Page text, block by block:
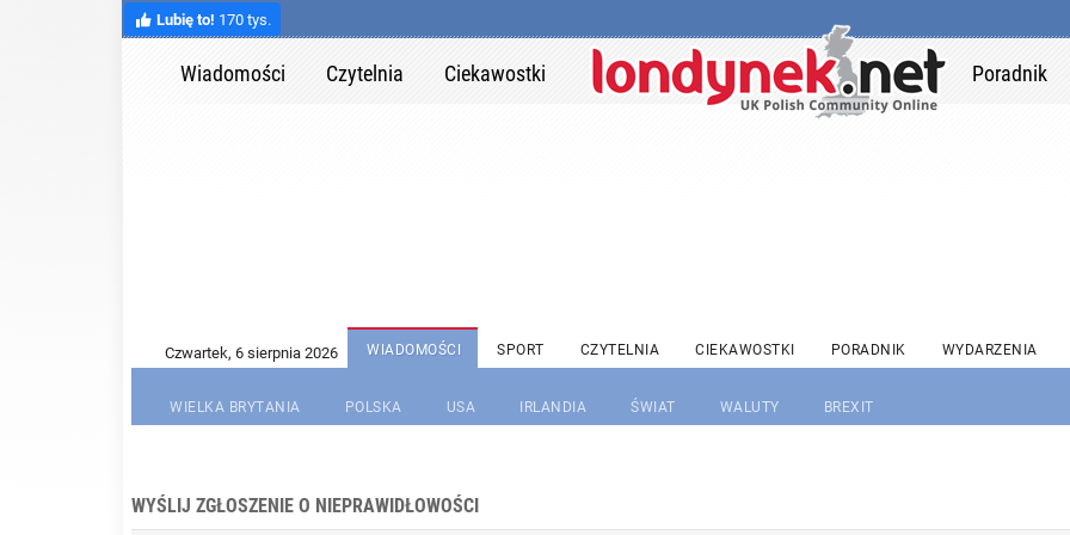
Lubię to! 170 tys.
Wiadomości Czytelnia Ciekawostki Poradnik
WIADOMOŚCI SPORT CZYTELNIA CIEKAWOSTKI PORADNIK WYDARZENIA
WIELKA BRYTANIA POLSKA USA IRLANDIA ŚWIAT WALUTY BREXIT
WYŚLIJ ZGŁOSZENIE O NIEPRAWIDŁOWOŚCI